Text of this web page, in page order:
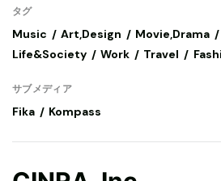
タグ
Music Art,Design Movie,Drama
Life&Society
Work Travel
サブメディア
Fika Kompass